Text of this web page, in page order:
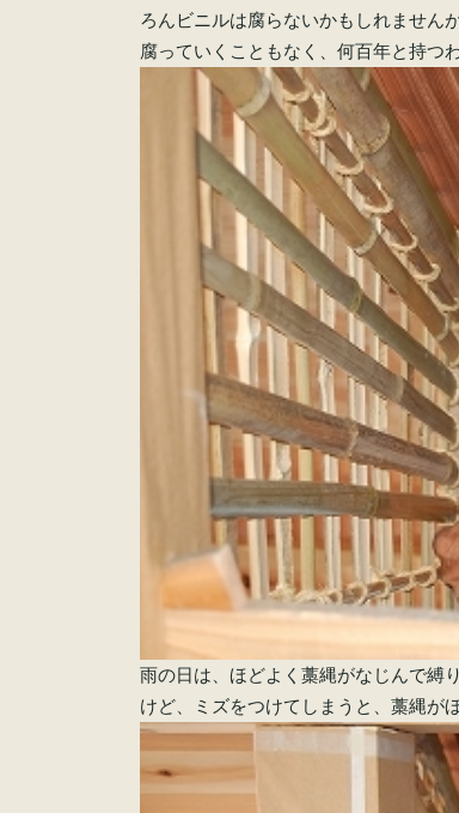
ろんビニルは腐らないかもしれません
腐っていくこともなく、何百年と持つわ
雨の日は、ほどよく藁縄がなじんで縛
けど、ミズをつけてしまうと、藁縄が